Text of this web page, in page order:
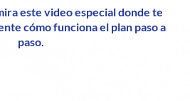
este video especial donde te
cómo funciona el plan paso a
paso.